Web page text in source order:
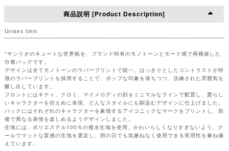
商品説明 [Product Description]
Unisex item
"サンリオのキュートな世界観を、ブランド特有のモノトーンとモード感で再構築した
巾着バッグです。
デザインは全てモノトーンのラバープリントで統一。はっきりとしたコントラストが特
徴のラバープリントを採用することで、ポップな印象を保ちつつ、洗練された雰囲気を
醸し出しています。
フロントにはキティ、クロミ、マイメロディの顔をミニマルなラインで配置し、愛らし
いキャラクターを控えめに表現、どんなスタイルにも馴染むデザインに仕上げました。
バックにはそれぞれのキャラクターを象徴するアイコニックなマークをプリントし、前
後で異なる表情を楽しめるようデザインしました。
生地には、ポリエステル100％の撥水生地を使用。かわいらしくなりすぎないよう、ク
ールでマットな質感の生地を選定し、雨の日でも気兼ねなく使用できる実用性を兼ね備
えています。